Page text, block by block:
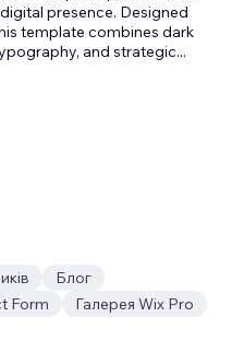
presence. Designed
template combines dark
and strategic...
Блог
Form
Галерея Wix Pro